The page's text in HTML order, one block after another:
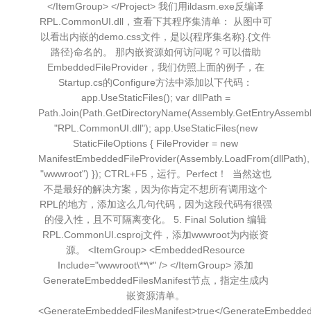
</ItemGroup> </Project> 我们用ildasm.exe反编译
RPL.CommonUI.dll，查看下其程序集清单： 从图中可
以看出内嵌的demo.css文件，是以{程序集名称}.{文件
路径}命名的。 那内嵌资源如何访问呢？可以借助
EmbeddedFileProvider，我们仿照上面的例子，在
Startup.cs的Configure方法中添加以下代码：
app.UseStaticFiles(); var dllPath =
"RPL.CommonUI.dll"); app.UseStaticFiles(new
StaticFileOptions { FileProvider = new
ManifestEmbeddedFileProvider(Assembly.LoadFrom(dllPath),
"wwwroot") }); CTRL+F5，运行。Perfect！ 当然这也
不是最好的解决方案，因为你肯定不想所有调用这个
RPL的地方，添加这么几句代码，因为这段代码有很强
的侵入性，且不可隔离变化。 5. Final Solution 编辑
RPL.CommonUI.csproj文件，添加wwwroot为内嵌资
源。 <ItemGroup> <EmbeddedResource
Include="wwwroot\**\*" /> </ItemGroup> 添加
GenerateEmbeddedFilesManifest节点，指定生成内
嵌资源清单。
<GenerateEmbeddedFilesManifest>true</